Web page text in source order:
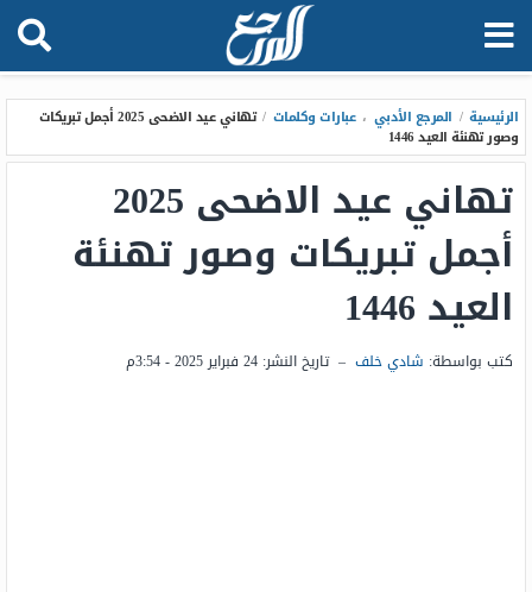
الرئيسية / المرجع الأدبي ، عبارات وكلمات /
تهاني عيد الاضحى 2025 أجمل تبريكات
وصور تهنئة العيد 1446
تهاني عيد الاضحى 2025
أجمل تبريكات وصور تهنئة
العيد 1446
كتب بواسطة: شادي خلف – تاريخ النشر: 24 فبراير 2025 - 3:54م